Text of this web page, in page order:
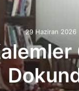
29 Haziran 2026